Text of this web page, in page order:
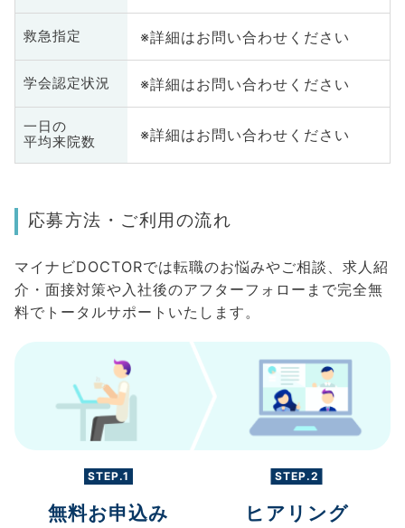
救急指定 ※詳細はお問い合わせください
学会認定状況 ※詳細はお問い合わせください
一日の
平均来院数
※詳細はお問い合わせください
応募方法・ご利用の流れ
マイナビDOCTORでは転職のお悩みやご相談、求人紹
介・面接対策や入社後のアフターフォローまで完全無
料でトータルサポートいたします。
STEP.1
無料お申込み
STEP.2
ヒアリング